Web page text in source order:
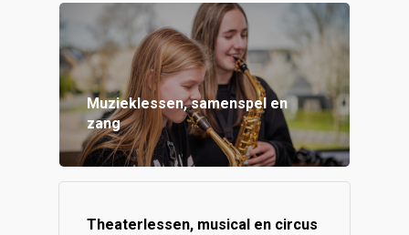
Muzieklessen, samenspel en
zang
Theaterlessen, musical en circus